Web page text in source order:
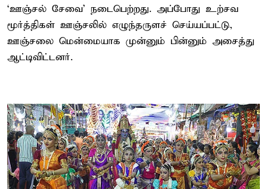
‘ஊஞ்சல் சேவை’ நடைபெற்றது. அப்போது உற்சவ
மூர்த்திகள் ஊஞ்சலில் எழுந்தருளச் செய்யப்பட்டு,
ஊஞ்சலை மென்மையாக முன்னும் பின்னும் அசைத்து
ஆட்டிவிட்டனர்.